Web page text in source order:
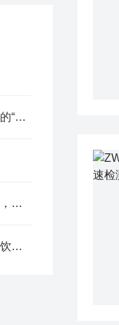
油烟在线监测仪——舌尖上油烟的“云端管家”
油烟在线监测仪：实时数据联网，餐饮油烟治理的“环保哨兵”
智能化油烟在线监测系统助力餐饮企业节能减排